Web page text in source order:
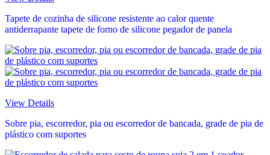
Tapete de cozinha de silicone resistente ao calor quente
antiderrapante tapete de forno de silicone pegador de panela
View Details
Sobre pia, escorredor, pia ou escorredor de bancada, grade de pia de
plástico com suportes